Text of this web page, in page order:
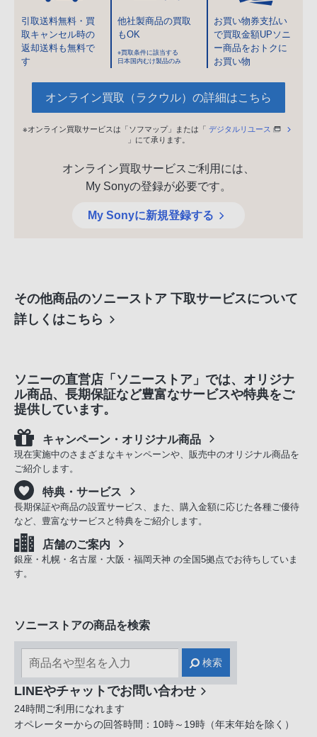
引取送料無料・ 買
取キャンセル時の
返却送料も無料で
す
他社製商品の買取
もOK
※買取条件に該当する
日本国内むけ製品のみ
お買い物券支払い
で買取金額UPソニ
ー商品をおトクに
お買い物
オンライン買取（ラクウル）の詳細はこちら
※オンライン買取サービスは「ソフマップ」または「 デジタルリユース
」にて承ります。
オンライン買取サービスご利用には、
My Sonyの登録が必要です。
My Sonyに新規登録する
その他商品のソニーストア 下取サービスについて
詳しくはこちら
ソニーの直営店「ソニーストア」では、オリジナ
ル商品、長期保証など豊富なサービスや特典をご
提供しています。
キャンペーン・オリジナル商品
現在実施中のさまざまなキャンペーンや、販売中のオリジナル商品を
ご紹介します。
特典・サービス
長期保証や商品の設置サービス、また、購入金額に応じた各種ご優待
など、豊富なサービスと特典をご紹介します。
店舗のご案内
銀座・札幌・名古屋・大阪・福岡天神 の全国5拠点でお待ちしていま
す。
ソニーストアの商品を検索
検索
LINEやチャットでお問い合わせ
24時間ご利用になれます
オペレーターからの回答時間：10時～19時（年末年始を除く）